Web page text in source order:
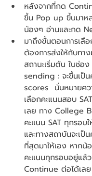
หลังจากที่กด
ขึ้น Pop up ขึ้นมาห
น้องๆ อ่านและกด
มาถึงขั้นตอนการเลื
ต้องการส่งให้กับทา
สถานะเริ่มต้น ในช่อ
sending : จะขึ้นเป็น
scores  นั่นหมายคว
เลือกคะแนนสอบ
เลย ทาง College
คะแนน SAT ทุกรอบ
และทางสถาบันจะเป็
ที่สุดมาให้เอง หากน้
คะแนนทุกรอบอยู่แล้
Continue ต่อได้เลย